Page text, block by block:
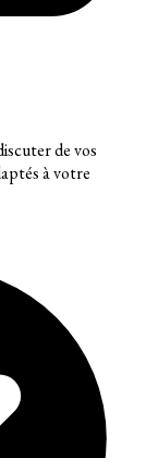
de vos
à votre